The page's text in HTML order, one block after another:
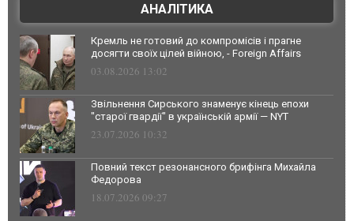
АНАЛІТИКА
Кремль не готовий до компромісів і прагне
досягти своїх цілей війною, - Foreign Affairs
03.08.2026 13:02
Звільнення Сирського знаменує кінець епохи
"старої гвардії" в українській армії — NYT
23.07.2026 10:32
Повний текст резонансного брифінга Михайла
Федорова
18.07.2026 09:27